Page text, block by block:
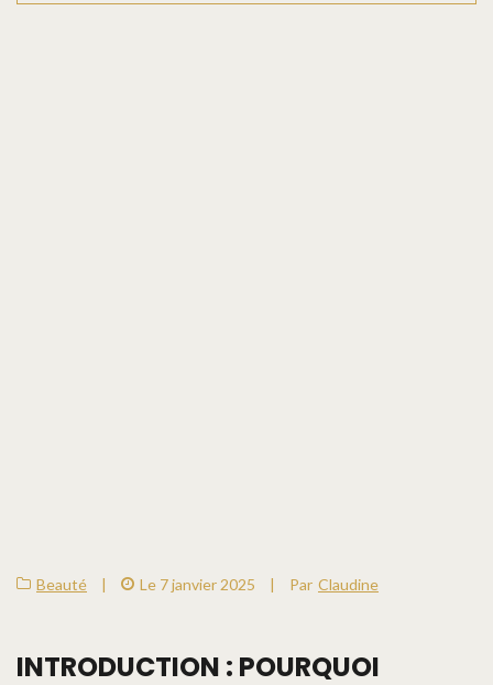
Beauté | Le 7 janvier 2025 | Par Claudine
INTRODUCTION : POURQUOI